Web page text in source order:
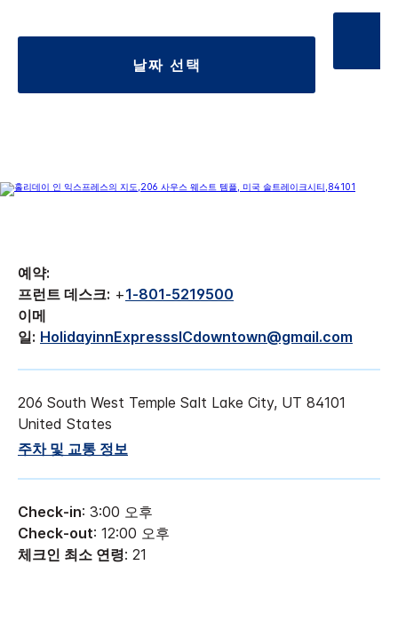
날짜 선택
예약:
프런트 데스크: +1-801-5219500
이메
일: HolidayinnExpressslCdowntown@gmail.com
206 South West Temple Salt Lake City, UT 84101
United States
주차 및 교통 정보
Check-in: 3:00 오후
Check-out: 12:00 오후
체크인 최소 연령: 21